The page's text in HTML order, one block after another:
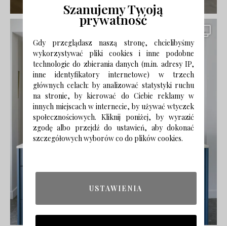
Szanujemy Twoją
prywatność
Gdy przeglądasz naszą stronę, chcielibyśmy
wykorzystywać pliki cookies i inne podobne
technologie do zbierania danych (m.in. adresy IP,
inne identyfikatory internetowe) w trzech
głównych celach: by analizować statystyki ruchu
na stronie, by kierować do Ciebie reklamy w
innych miejscach w internecie, by używać wtyczek
społecznościowych. Kliknij poniżej, by wyrazić
zgodę albo przejdź do ustawień, aby dokonać
szczegółowych wyborów co do plików cookies.
USTAWIENIA